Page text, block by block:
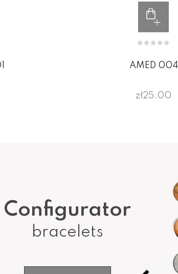
AMED 004
zł25.00
Configurator
bracelets